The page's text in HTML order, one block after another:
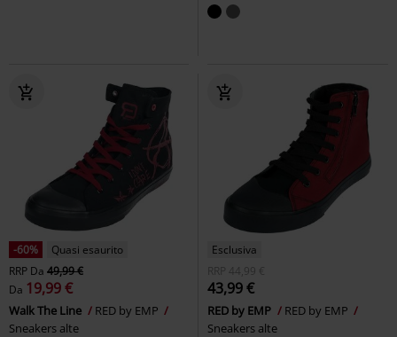
-60%
Quasi esaurito
RRP Da 49,99 €
Da 19,99 €
Walk The Line
RED by EMP
Sneakers alte
Esclusiva
RRP
44,99 €
43,99 €
RED by EMP
RED by EMP
Sneakers alte